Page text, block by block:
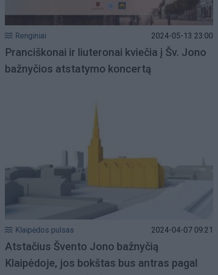
Renginiai 2024-05-13 23:00
Pranciškonai ir liuteronai kviečia į Šv. Jono
bažnyčios atstatymo koncertą
Klaipėdos pulsas 2024-04-07 09:21
Atstačius Švento Jono bažnyčią
Klaipėdoje, jos bokštas bus antras pagal